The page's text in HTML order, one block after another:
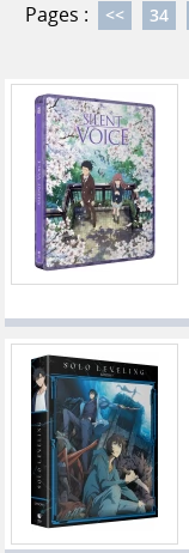
Pages :
<< 34